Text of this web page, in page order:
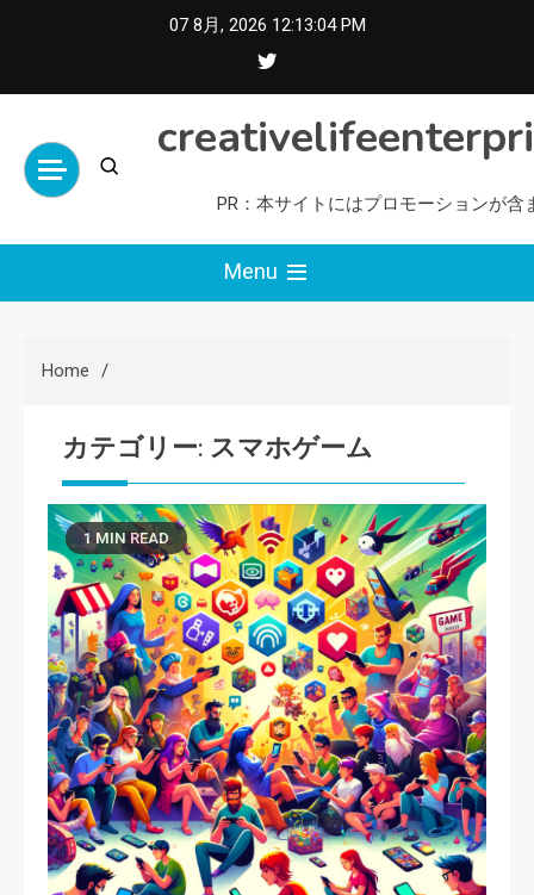
07 8月, 2026 12:13:05 PM
PR：本サイトにはプロモーションが含
Menu
Home
カテゴリー: スマホゲーム
1 MIN READ